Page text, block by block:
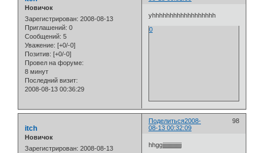
Новичок
Зарегистрирован: 2008-08-13
Приглашений: 0
Сообщений: 5
Уважение: [+0/-0]
Позитив: [+0/-0]
Провел на форуме:
8 минут
Последний визит:
2008-08-13 00:36:29
yhhhhhhhhhhhhhhhhhh
0
Поделиться 98
2008-
08-13 00:32:09
itch
Новичок
Зарегистрирован: 2008-08-13
hhggjjjjjjjjjjjjjjjj